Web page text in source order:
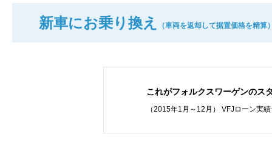
新車にお乗り換え （車両を返却して据置価格を精算
これがフォルクスワーゲンのス
（2015年1月～12月） VFJローン実